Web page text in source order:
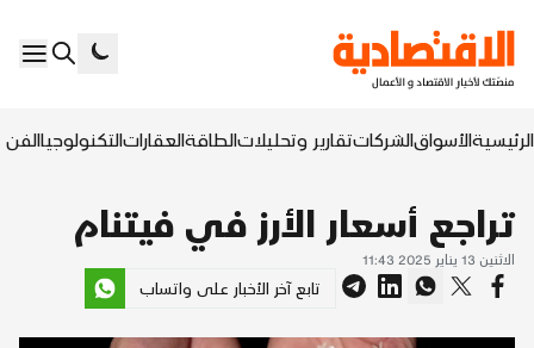
الرئيسيةالأسواقالشركاتتقارير وتحليلاتالطاقةالعقاراتالتكنولوجياالفن
تراجع أسعار الأرز في فيتنام
الاثنين 13 يناير 2025 11:43
تابع آخر الأخبار على واتساب